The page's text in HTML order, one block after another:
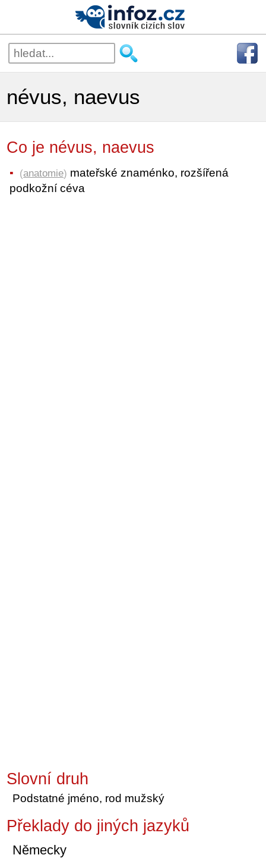
névus, naevus
Co je névus, naevus
(anatomie) mateřské znaménko, rozšířená
podkožní céva
Slovní druh
Podstatné jméno, rod mužský
Překlady do jiných jazyků
Německy